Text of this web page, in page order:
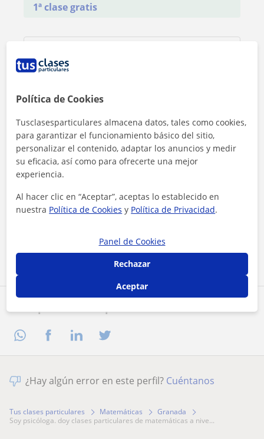
1ª clase gratis
Al hacer clic, aceptas nuestroaviso legaly deprivacidad
Contactar ahora
¿Hay algún error en este perfil? Cuéntanos
Tus clases particulares Matemáticas
Granada
soy psicóloga. doy clases particulares de matemáticas a nive...
Política de Cookies
Tusclasesparticulares almacena datos, tales como cookies,
para garantizar el funcionamiento básico del sitio,
personalizar el contenido, adaptar los anuncios y medir
su eficacia, así como para ofrecerte una mejor
experiencia.
Al hacer clic en “Aceptar”, aceptas lo establecido en
nuestra Política de Cookies y Política de Privacidad.
Panel de Cookies
Rechazar
Aceptar